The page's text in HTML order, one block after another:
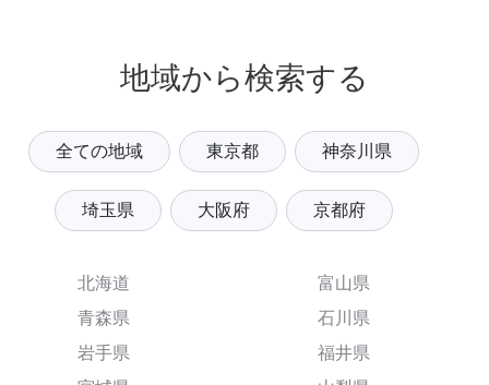
地域から検索する
全ての地域 東京都 神奈川県
埼玉県 大阪府 京都府
北海道
青森県
岩手県
富山県
石川県
福井県